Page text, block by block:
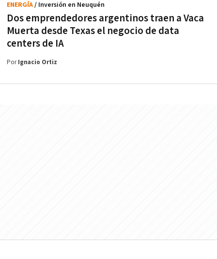
Dos emprendedores argentinos traen a Vaca
Muerta desde Texas el negocio de data
centers de IA
ENERGÍA/ Inversión en Neuquén
PorIgnacio Ortiz